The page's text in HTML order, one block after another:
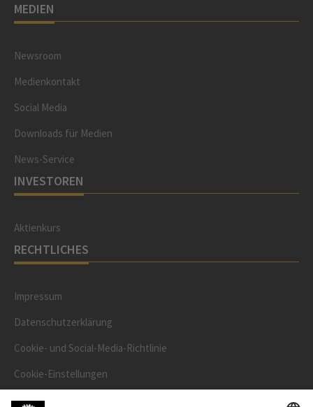
MEDIEN
Newsroom
Medienkontakt
Social Media
Downloads für Medien
News-Service
INVESTOREN
Aktienkurs
RECHTLICHES
Impressum
Datenschutzerklärung
Cookie- und Social-Media-Richtlinie
Cookie-Einstellungen
Speak Up Line